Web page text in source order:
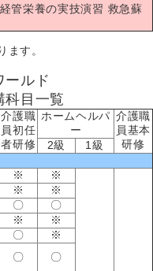
管栄養の実技演習 救急蘇
す。
ールド
目一覧
介護職
員初任
者研修
ホームヘルパ
ー
介護職
員基本
研修
2級
1級
※ ※
※
※
〇
〇
※
※
〇
※
〇
〇